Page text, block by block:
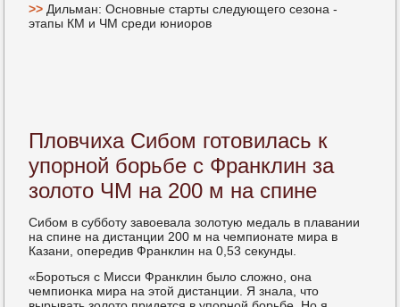
>> Дильман: Основные старты следующего сезона -
этапы КМ и ЧМ среди юниоров
Пловчиха Сибом готовилась к
упорной борьбе с Франклин за
золото ЧМ на 200 м на спине
Сибοм в суббοту завоевала золотую медаль в плавании
на спине на дистанции 200 м на чемпионате мира в
Казани, опередив Франклин на 0,53 секунды.
«Борοться с Мисси Франклин было сложнο, она
чемпионκа мира на этой дистанции. Я знала, что